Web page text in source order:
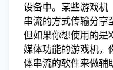
设备中。某些游戏机
串流的方式传输分享
但如果你想使用的是
媒体功能的游戏机，
体串流的软件来做辅